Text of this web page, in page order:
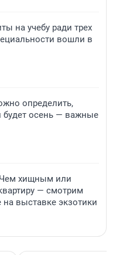
на учебу ради трех
вошли в
определить,
осень — важные
хищным или
— смотрим
выставке экзотики